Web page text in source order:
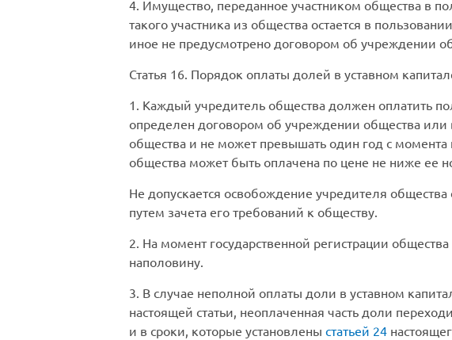
4. Имущество, переданное участником общества в
такого участника из общества остается в
иное не предусмотрено договором об учреждении
Статья 16. Порядок оплаты долей в уставном
1. Каждый учредитель общества должен оплатить
определен договором об учреждении общества
общества и не может превышать один год с момента
общества может быть оплачена по цене не ниже ее
Не допускается освобождение учредителя
путем зачета его требований к обществу.
2. На момент государственной регистрации
наполовину.
3. В случае неполной оплаты доли в уставном
настоящей статьи, неоплаченная часть доли
и в сроки, которые установлены статьей 24